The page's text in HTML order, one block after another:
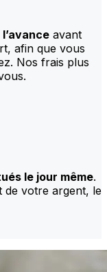
avant
afin que vous
Nos frais plus
le jour même.
de votre argent, le